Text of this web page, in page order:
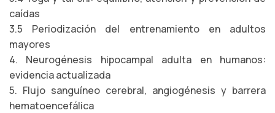
caídas
3.5 Periodización del entrenamiento en adultos
mayores
4. Neurogénesis hipocampal adulta en humanos:
evidencia actualizada
5. Flujo sanguíneo cerebral, angiogénesis y barrera
hematoencefálica